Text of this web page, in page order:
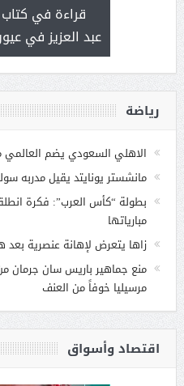
قراءة في
عبد العزيز في
رياضة
الاهلي السعودي يضم العالمي
مانشستر يونايتد يقيل مدربه
بطولة “كأس العرب”: فكرة
مبارياتها
زاها يتعرض لإهانة عنصرية
منع جماهير باريس سان جرمان
مرسيليا خوفاً من العنف
اقتصاد وأسواق